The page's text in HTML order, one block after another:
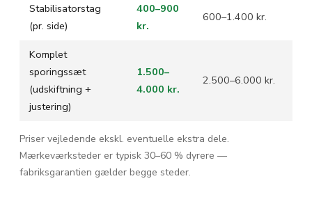
Stabilisatorstag
(pr. side)
400–900
kr.
600–1.400 kr.
Komplet
sporingssæt
(udskiftning +
justering)
1.500–
4.000 kr.
2.500–6.000 kr.
Priser vejledende ekskl. eventuelle ekstra dele.
Mærkeværksteder er typisk 30–60 % dyrere —
fabriksgarantien gælder begge steder.